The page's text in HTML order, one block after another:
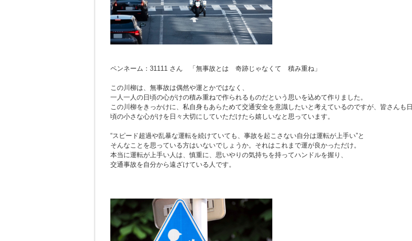
ペンネーム：31111 さん 「無事故とは 奇跡じゃなくて 積み重ね」
この川柳は、無事故は偶然や運とかではなく、
一人一人の日頃の心がけの積み重ねで作られるものだという思いを込めて作りました。
この川柳をきっかけに、私自身もあらためて交通安全を意識したいと考えているのですが、皆さんも日
頃の小さな心がけを日々大切にしていただけたら嬉しいなと思っています。
“スピード超過や乱暴な運転を続けていても、事故を起こさない自分は運転が上手い”と
そんなことを思っている方はいないでしょうか。それはこれまで運が良かっただけ。
本当に運転が上手い人は、慎重に、思いやりの気持ちを持ってハンドルを握り、
交通事故を自分から遠ざけている人です。